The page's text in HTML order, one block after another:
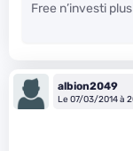
Free n’investi
albion2049
Le 07/03/2014 à